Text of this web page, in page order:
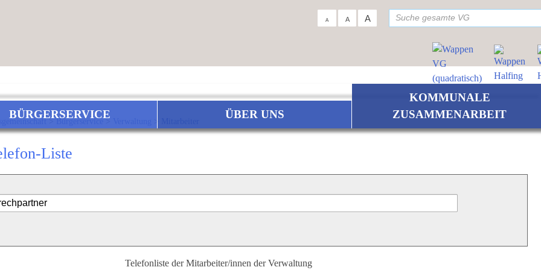
A A A
BÜRGERSERVICE ÜBER UNS
KOMMUNALE
ZUSAMMENARBEIT
>Bürgerservice>
Liste
Telefonliste der Mitarbeiter/innen der Verwaltung